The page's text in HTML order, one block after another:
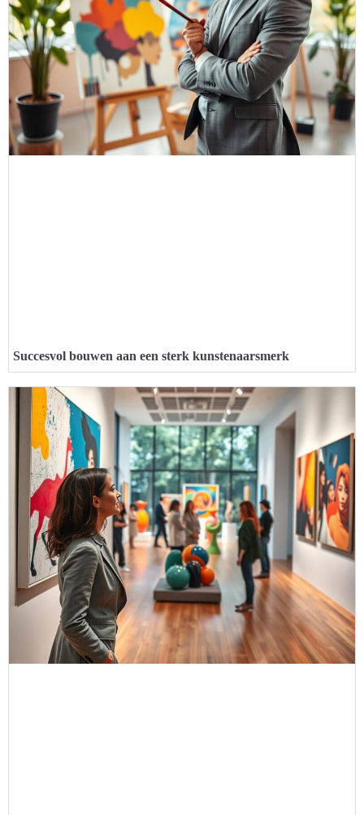
Succesvol bouwen aan een sterk kunstenaarsmerk